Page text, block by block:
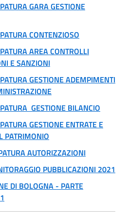
GARA GESTIONE
CONTENZIOSO
AREA CONTROLLI
E SANZIONI
GESTIONE ADEMPIMENTI
GESTIONE BILANCIO
GESTIONE ENTRATE E
PATRIMONIO
AUTORIZZAZIONI
PUBBLICAZIONI 2021
DI BOLOGNA - PARTE